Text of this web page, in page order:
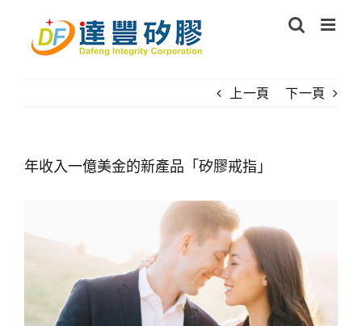
content
上一頁 下一頁
年收入一億美金的新產品「矽膠戒指」